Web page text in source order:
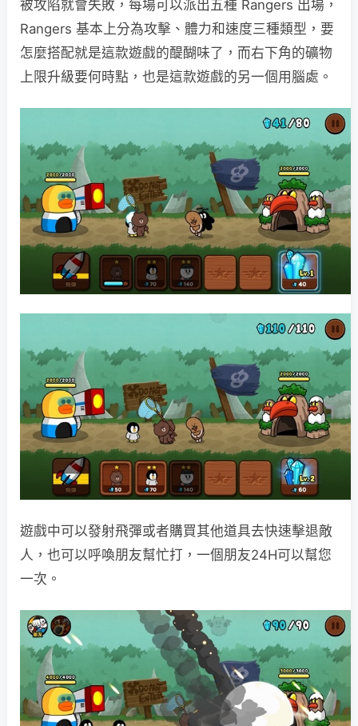
被攻陷就會失敗，每場可以派出五種 Rangers 出場，
Rangers 基本上分為攻擊、體力和速度三種類型，要
怎麼搭配就是這款遊戲的醍醐味了，而右下角的礦物
上限升級要何時點，也是這款遊戲的另一個用腦處。
遊戲中可以發射飛彈或者購買其他道具去快速擊退敵
人，也可以呼喚朋友幫忙打，一個朋友24H可以幫您
一次。